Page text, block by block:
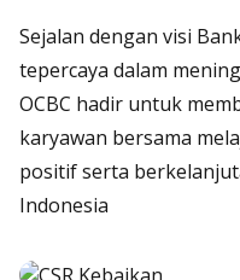
Sejalan dengan visi
tepercaya dalam
OCBC hadir untuk
karyawan bersama
positif serta
Indonesia